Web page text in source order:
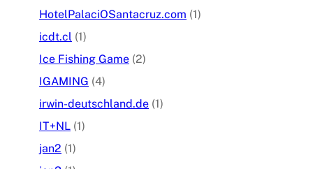
HotelPalaciOSantacruz.com (1)
icdt.cl (1)
Ice Fishing Game (2)
IGAMING (4)
irwin-deutschland.de (1)
IT+NL (1)
jan2 (1)